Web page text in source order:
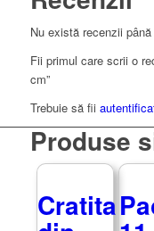
Nu există recenzii
Fii primul care scrii o
cm”
Trebuie să fii
Produse
Cratita